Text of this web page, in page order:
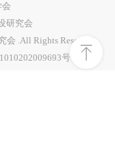
研究会
会 .All Rights Reserved
号